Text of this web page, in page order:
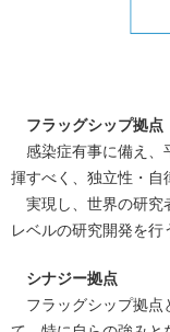
フラッグシップ拠点
感染症有事に備え、
揮すべく、独立性・自
実現し、世界の研究
レベルの研究開発を行
シナジー拠点
フラッグシップ拠点